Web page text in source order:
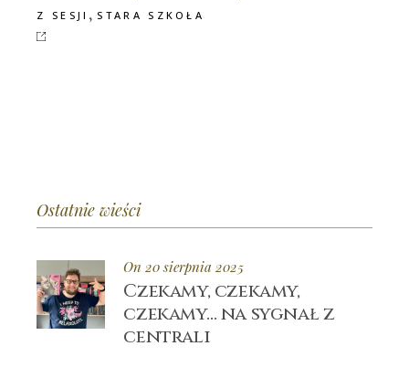
Z SESJI , STARA SZKOŁA
Ostatnie wieści
On 20 sierpnia 2025
Czekamy, czekamy,
czekamy… na sygnał z
centrali